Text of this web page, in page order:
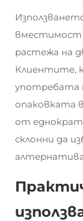
вместимост
растежа на
Клиентите,
употребата
опаковката
от
склонни да